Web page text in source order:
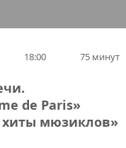
18:00 75 минут
de Paris»
мюзиклов»